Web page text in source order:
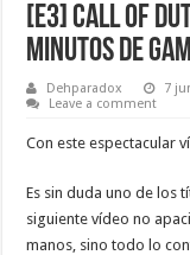
[E3] Call Of
minutos de
Dehparadox 7
Leave a comment
Con este espectacular
Es sin duda uno de los
siguiente vídeo no
manos, sino todo lo